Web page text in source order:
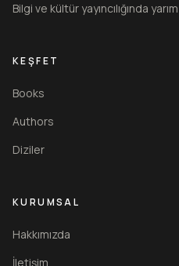
Bilgi ve kültür yayıncılığında
KEŞFET
Books
Authors
Diziler
KURUMSAL
Hakkımızda
İletişim